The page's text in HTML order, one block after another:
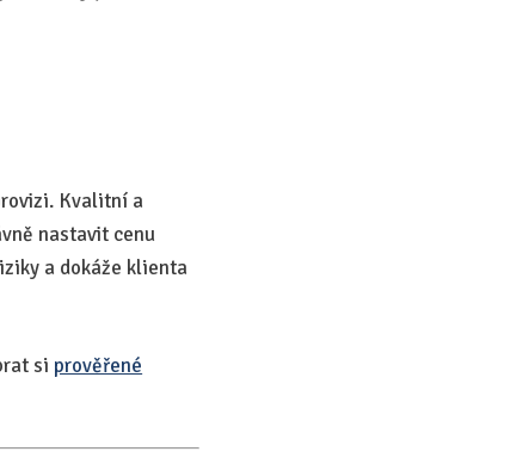
Kvalitní a
nastavit cenu
a dokáže klienta
si prověřené